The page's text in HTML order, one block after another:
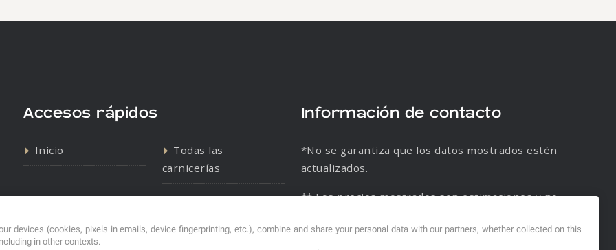
Accesos rápidos
Inicio
Todas las
carnicerías
Contacto Política de cookies
Política de
Información de contacto
*No se garantiza que los datos mostrados estén
actualizados.
** Los precios mostrados son estimaciones y no
devices (cookies, pixels in emails, device fingerprinting, etc.), combine and share your personal data with our partners, whether collected on this
in other contexts.